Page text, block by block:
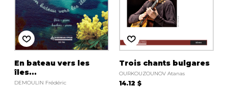
En bateau vers les
îles...
DEMOULIN Frédéric
Trois chants bulgares
OURKOUZOUNOV Atanas
14.12 $